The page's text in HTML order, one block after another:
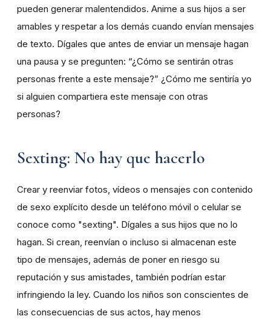
pueden generar malentendidos. Anime a sus hijos a ser
amables y respetar a los demás cuando envían mensajes
de texto. Dígales que antes de enviar un mensaje hagan
una pausa y se pregunten: “¿Cómo se sentirán otras
personas frente a este mensaje?” ¿Cómo me sentiría yo
si alguien compartiera este mensaje con otras
personas?
Sexting: No hay que hacerlo
Crear y reenviar fotos, vídeos o mensajes con contenido
de sexo explícito desde un teléfono móvil o celular se
conoce como "sexting". Dígales a sus hijos que no lo
hagan. Si crean, reenvían o incluso si almacenan este
tipo de mensajes, además de poner en riesgo su
reputación y sus amistades, también podrían estar
infringiendo la ley. Cuando los niños son conscientes de
las consecuencias de sus actos, hay menos